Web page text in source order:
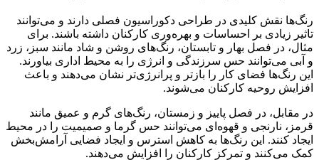
رنگ‌ها نقش کلیدی در طراحی دکوراسیون فصلی دارند و می‌توانند
تاثیر زیادی بر احساسات و بهره‌وری کارکنان داشته باشند. برای
مثال، در فصل بهار و تابستان، رنگ‌های روشن و شاد مانند سبز، زرد
و آبی می‌توانند حس سرزندگی و انرژی را به محیط اداری بیاورند.
این رنگ‌ها فضای کار را بازتر و پرانرژی‌تر نشان می‌دهند و باعث
افزایش روحیه کارکنان می‌شوند.
در مقابل، در فصل پاییز و زمستان، رنگ‌های گرم و عمیق مانند
قرمز، نارنجی و قهوه‌ای می‌توانند حس گرما و صمیمیت را در محیط
ایجاد کنند. این رنگ‌ها به کاهش استرس و ایجاد فضایی آرامش‌بخش
کمک می‌کنند و تمرکز کارکنان را افزایش می‌دهند.